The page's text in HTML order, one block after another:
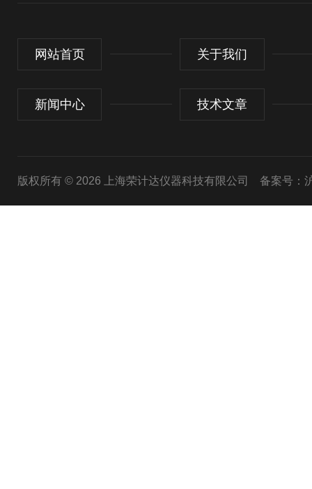
网站首页 关于我们
新闻中心 技术文章
版权所有 © 2026 上海荣计达仪器科技有限公司 备案号：